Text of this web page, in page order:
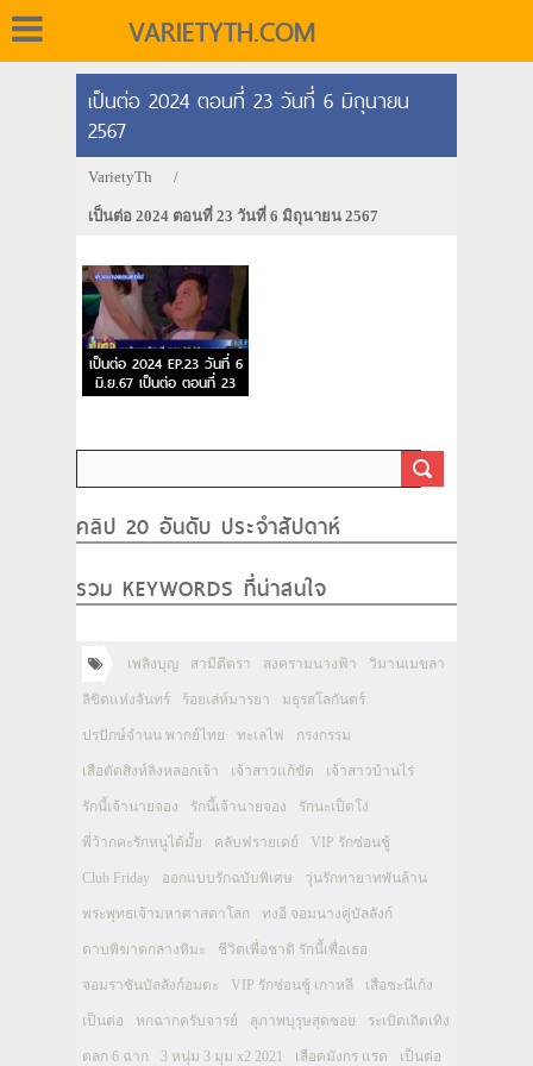
VARIETYTH.COM
เป็นต่อ 2024 ตอนที่ 23 วันที่ 6 มิถุนายน
2567
VarietyTh /
เป็นต่อ 2024 ตอนที่ 23 วันที่ 6 มิถุนายน 2567
เป็นต่อ 2024 EP.23 วันที่ 6
มิ.ย.67 เป็นต่อ ตอนที่ 23
คลิป 20 อันดับ ประจำสัปดาห์
รวม KEYWORDS ที่น่าสนใจ
เพลิงบุญ สามีตีตรา สงครามนางฟ้า วิมานเมขลา
ลิขิตแห่งจันทร์ ร้อยเล่ห์มารยา มธุรสโลกันตร์
ปรปักษ์จำนน พากย์ไทย ทะเลไฟ กรงกรรม
เสือตัดสิงห์ลิงหลอกเจ้า เจ้าสาวแก้ขัด เจ้าสาวบ้านไร่
รักนี้เจ้านายจอง รักนี้เจ้านายจอง รักนะเป็ดโง่
พี่ว้ากคะรักหนูได้มั้ย คลับฟรายเดย์ VIP รักซ่อนชู้
Club Friday ออกแบบรักฉบับพิเศษ วุ่นรักทายาทพันล้าน
พระพุทธเจ้ามหาศาสดาโลก ทงอี จอมนางคู่บัลลังก์
ดาบพิฆาตกลางหิมะ ชีวิตเพื่อชาติ รักนี้เพื่อเธอ
จอมราชันบัลลังก์อมตะ VIP รักซ่อนชู้ เกาหลี เสือชะนีเก้ง
เป็นต่อ หกฉากครับจารย์ สุภาพบุรุษสุดซอย ระเบิดเถิดเทิง
ตลก 6 ฉาก 3 หนุ่ม 3 มุม x2 2021 เลือดมังกร แรด เป็นต่อ